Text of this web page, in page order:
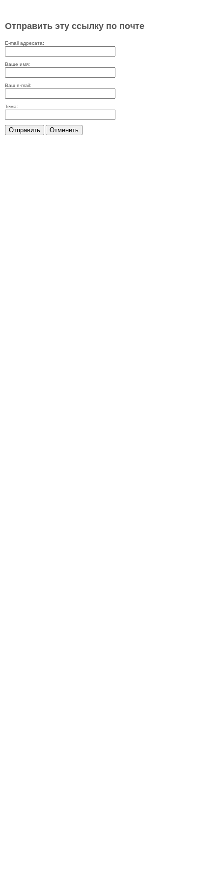
Отправить эту ссылку по почте
E-mail адресата:
Ваше имя:
Ваш e-mail:
Тема:
Отправить Отменить